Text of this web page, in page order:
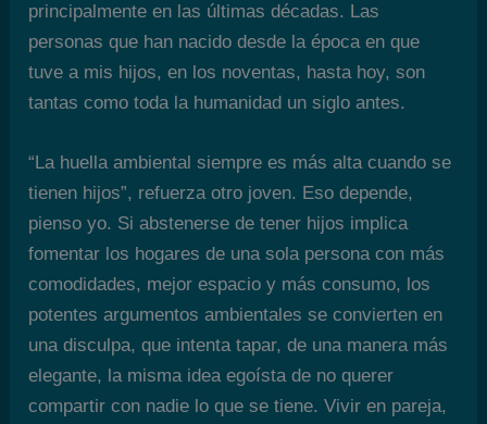
principalmente en las últimas décadas. Las
personas que han nacido desde la época en que
tuve a mis hijos, en los noventas, hasta hoy, son
tantas como toda la humanidad un siglo antes.
“La huella ambiental siempre es más alta cuando se
tienen hijos”, refuerza otro joven. Eso depende,
pienso yo. Si abstenerse de tener hijos implica
fomentar los hogares de una sola persona con más
comodidades, mejor espacio y más consumo, los
potentes argumentos ambientales se convierten en
una disculpa, que intenta tapar, de una manera más
elegante, la misma idea egoísta de no querer
compartir con nadie lo que se tiene. Vivir en pareja,